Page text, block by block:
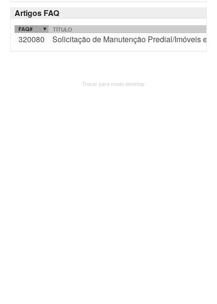
Artigos FAQ
FAQ# TÍTULO
320080 Solicitação de Manutenção Predial/Imóveis e
Trocar para modo desktop